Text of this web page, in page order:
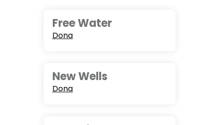
Free Water
Dona
New Wells
Dona